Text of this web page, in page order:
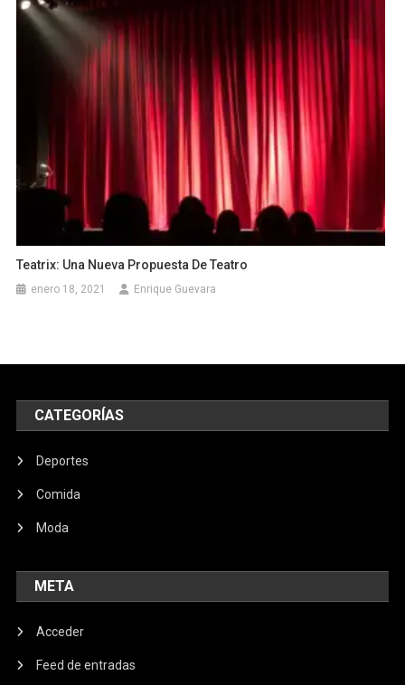
Teatrix: Una Nueva Propuesta De Teatro
enero 18, 2021 Enrique Guevara
CATEGORÍAS
Deportes
Comida
Moda
META
Acceder
Feed de entradas